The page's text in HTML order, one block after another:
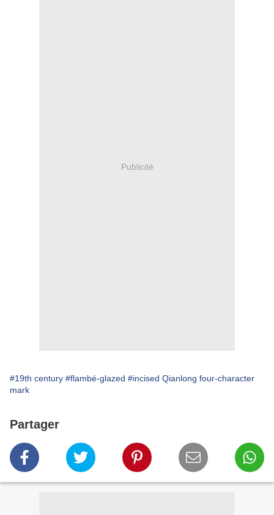
Publicité
#19th century #flambé-glazed #incised Qianlong four-character
mark
Partager